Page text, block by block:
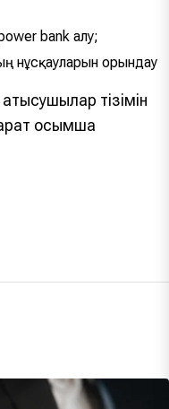
bank алу;
нұсқауларын орындау
тізімін
қосымша